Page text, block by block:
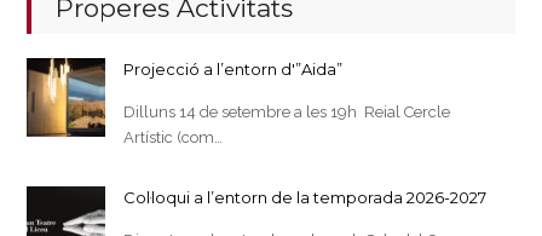
Properes Activitats
Projecció a l’entorn d'”Aida”
Dilluns 14 de setembre a les 19h Reial Cercle
Artístic (com…
Col·loqui a l’entorn de la temporada 2026-2027